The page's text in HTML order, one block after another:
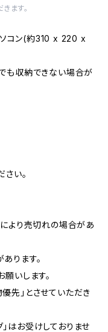
ます。
ソコン(約310 x 220 x
も収納できない場合が
い。
より売切れの場合があ
ります。
いします。
先」とさせていただき
はお受けしておりませ